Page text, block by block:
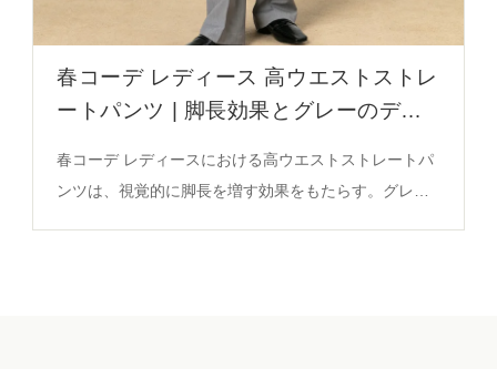
春コーデ レディース 高ウエストストレ
ートパンツ | 脚長効果とグレーのデザ
春コーデ レディースにおける高ウエストストレートパ
ンツは、視覚的に脚長を増す効果をもたらす。グレー